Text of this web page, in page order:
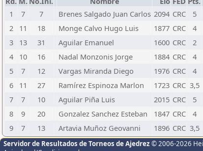
1
7 7 Brenes Salgado Juan Carlos 2094 CRC 5
2
11 18 Monge Calvo Hugo Luis 1877 CRC 4
3
13 31 Aguilar Emanuel 1600 CRC 2
4
10 16 Nadal Monzonis Jorge 1884 CRC 4
5
7 12 Vargas Miranda Diego 1976 CRC 4
6
11 27 Ramírez Espinoza Marlon 1723 CRC 3,5
7
7 10 Aguilar Piña Luis 2015 CRC 5
8
9 20 Gonzalez Sanchez Esteban 1847 CRC 4
9
7 13 Artavia Muñoz Geovanni 1896 CRC 3,5
Servidor de Resultados de Torneos de Ajedrez © 2006-2026